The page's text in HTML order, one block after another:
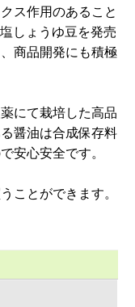
ス作用のあること
しょうゆ豆を発売
商品開発にも積極
にて栽培した高品
醤油は合成保存料
安心安全です。
ことができます。